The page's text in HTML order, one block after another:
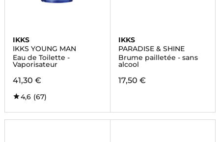
IKKS
IKKS YOUNG MAN
Eau de Toilette -
Vaporisateur
41,30 €
4,6 (67)
IKKS
PARADISE & SHINE
Brume pailletée - sans
alcool
17,50 €